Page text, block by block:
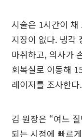
시술은 1시간이
지장이 없다. 냉각
마취하고, 의사가
회복실로 이동해
레이저를 조사한다.
김 원장은 “여느
되는 시점에 빠르